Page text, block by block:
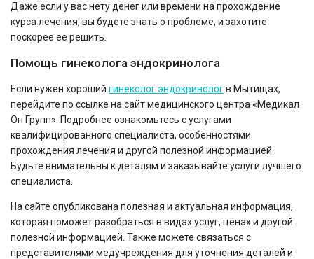
Даже если у вас нету денег или времени на прохождение
курса лечения, вы будете знать о проблеме, и захотите
поскорее ее решить.
Помощь гинеколога эндокринолога
Если нужен хороший гинеколог эндокринологв Мытищах,
перейдите по ссылке на сайт медицинского центра «Медикал
Он Групп». Подробнее ознакомьтесь с услугами
квалифицированного специалиста, особенностями
прохождения лечения и другой полезной информацией.
Будьте внимательны к деталям и заказывайте услуги лучшего
специалиста.
На сайте опубликована полезная и актуальная информация,
которая поможет разобраться в видах услуг, ценах и другой
полезной информацией. Также можете связаться с
представителями медучреждения для уточнения деталей и